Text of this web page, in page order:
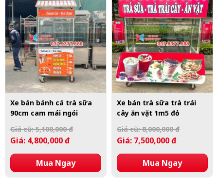
Xe bán bánh cá trà sữa
90cm cam mái ngói
Giá cũ: 5,100,000 đ
Giá: 4,800,000 đ
Mua Ngay
Xe bán trà sữa trà trái
cây ăn vặt 1m5 đỏ
Giá cũ: 8,000,000 đ
Giá: 7,500,000 đ
Mua Ngay